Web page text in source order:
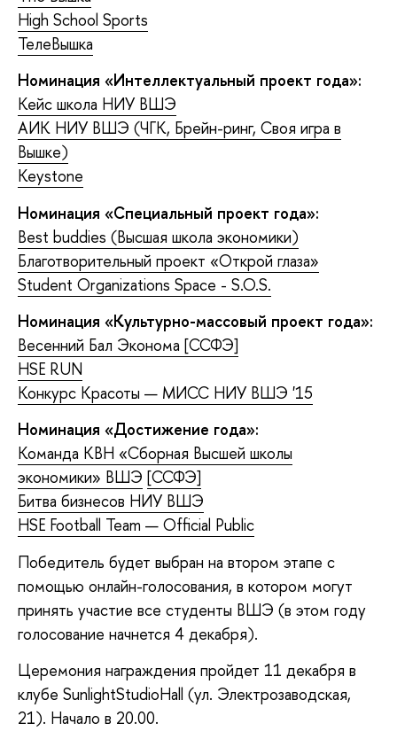
High School Sports
ТелеВышка
Номинация «Интеллектуальный проект года»:
Кейс школа НИУ ВШЭ
АИК НИУ ВШЭ (ЧГК, Брейн-ринг, Своя игра в
Вышке)
Keystone
Номинация «Специальный проект года»:
Best buddies (Высшая школа экономики)
Благотворительный проект «Открой глаза»
Student Organizations Space - S.O.S.
Номинация «Культурно-массовый проект года»:
Весенний Бал Эконома [ССФЭ]
HSE RUN
Конкурс Красоты — МИСС НИУ ВШЭ '15
Номинация «Достижение года»:
Команда КВН «Сборная Высшей школы
экономики» ВШЭ [ССФЭ]
Битва бизнесов НИУ ВШЭ
HSE Football Team — Official Public
Победитель будет выбран на втором этапе с
помощью онлайн-голосования, в котором могут
принять участие все студенты ВШЭ (в этом году
голосование начнется 4 декабря).
Церемония награждения пройдет 11 декабря в
клубе SunlightStudioHall (ул. Электрозаводская,
21). Начало в 20.00.